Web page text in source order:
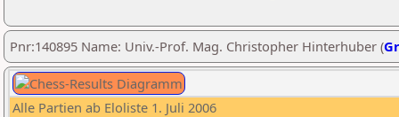
Pnr:140895 Name: Univ.-Prof. Mag. Christopher Hinterhuber (
Alle Partien ab Eloliste 1. Juli 2006